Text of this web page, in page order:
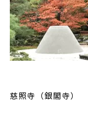
慈照寺（銀閣寺）